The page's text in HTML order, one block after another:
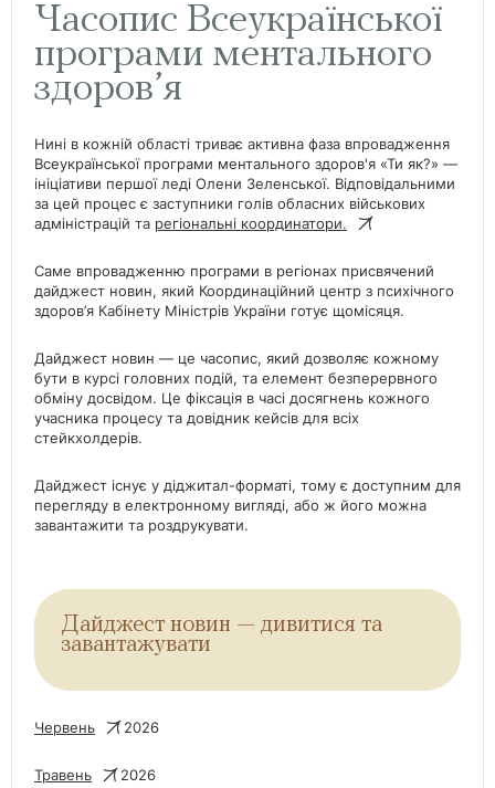
Часопис Всеукраїнської
програми ментального
здоров’я
Нині в кожній області триває активна фаза впровадження
Всеукраїнської програми ментального здоров'я «Ти як?» —
ініціативи першої леді Олени Зеленської. Відповідальними
за цей процес є заступники голів обласних військових
адміністрацій та регіональні координатори.
Саме впровадженню програми в регіонах присвячений
дайджест новин, який Координаційний центр з психічного
здоров’я Кабінету Міністрів України готує щомісяця.
Дайджест новин — це часопис, який дозволяє кожному
бути в курсі головних подій, та елемент безперервного
обміну досвідом. Це фіксація в часі досягнень кожного
учасника процесу та довідник кейсів для всіх
стейкхолдерів.
Дайджест існує у діджитал-форматі, тому є доступним для
перегляду в електронному вигляді, або ж його можна
завантажити та роздрукувати.
Дайджест новин — дивитися та
завантажувати
Червень 2026
Травень 2026